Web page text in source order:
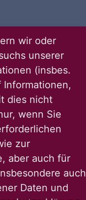
wir oder
unserer
(insbes.
dies nicht
wenn Sie
zur
aber auch für
auch
Daten und